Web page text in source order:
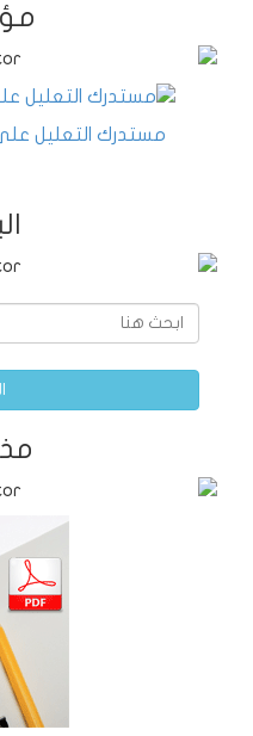
مستدرك التعليل على إرواء